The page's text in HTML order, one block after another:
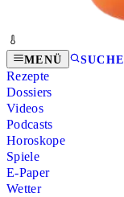
MENÜ SUCHE
Rezepte
Dossiers
Videos
Podcasts
Horoskope
Spiele
E-Paper
Wetter